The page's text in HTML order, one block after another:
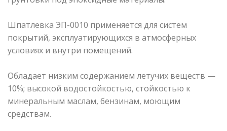
Шпатлевка ЭП-0010 применяется для систем
покрытий, эксплуатирующихся в атмосферных
условиях и внутри помещений.
Обладает низким содержанием летучих веществ —
10%; высокой водостойкостью, стойкостью к
минеральным маслам, бензинам, моющим
средствам.